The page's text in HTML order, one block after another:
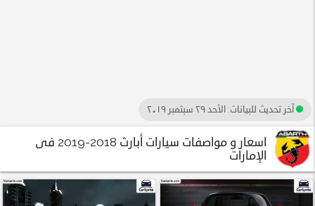
آخر تحديث للبيانات: الأحد ٢٩ سبتمبر ٢٠١٩
اسعار و مواصفات سيارات أبارث 2018-2019 فى
الإمارات